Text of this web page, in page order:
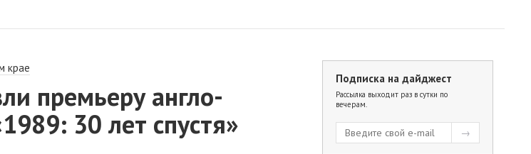
крае
премьеру англо-
30 лет спустя»
Подписка на дайджест
Рассылка выходит раз в сутки по
вечерам.